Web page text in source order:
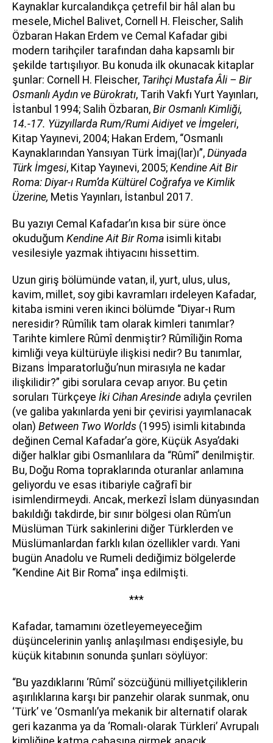
Kaynaklar kurcalandıkça çetrefil bir hâl alan bu
mesele, Michel Balivet, Cornell H. Fleischer, Salih
Özbaran Hakan Erdem ve Cemal Kafadar gibi
modern tarihçiler tarafından daha kapsamlı bir
şekilde tartışılıyor. Bu konuda ilk okunacak kitaplar
şunlar: Cornell H. Fleischer, Tarihçi Mustafa Âli – Bir
Osmanlı Aydın ve Bürokratı, Tarih Vakfı Yurt Yayınları,
İstanbul 1994; Salih Özbaran, Bir Osmanlı Kimliği,
14.-17. Yüzyıllarda Rum/Rumi Aidiyet ve İmgeleri,
Kitap Yayınevi, 2004; Hakan Erdem, “Osmanlı
Kaynaklarından Yansıyan Türk İmaj(lar)ı”, Dünyada
Türk İmgesi, Kitap Yayınevi, 2005; Kendine Ait Bir
Roma: Diyar-ı Rum’da Kültürel Coğrafya ve Kimlik
Üzerine, Metis Yayınları, İstanbul 2017.
Bu yazıyı Cemal Kafadar’ın kısa bir süre önce
okuduğum Kendine Ait Bir Roma isimli kitabı
vesilesiyle yazmak ihtiyacını hissettim.
Uzun giriş bölümünde vatan, il, yurt, ulus, ulus,
kavim, millet, soy gibi kavramları irdeleyen Kafadar,
kitaba ismini veren ikinci bölümde “Diyar-ı Rum
neresidir? Rûmîlik tam olarak kimleri tanımlar?
Tarihte kimlere Rûmî denmiştir? Rûmîliğin Roma
kimliği veya kültürüyle ilişkisi nedir? Bu tanımlar,
Bizans İmparatorluğu’nun mirasıyla ne kadar
ilişkilidir?” gibi sorulara cevap arıyor. Bu çetin
soruları Türkçeye İki Cihan Aresinde adıyla çevrilen
(ve galiba yakınlarda yeni bir çevirisi yayımlanacak
olan) Between Two Worlds (1995) isimli kitabında
değinen Cemal Kafadar’a göre, Küçük Asya’daki
diğer halklar gibi Osmanlılara da “Rûmî” denilmiştir.
Bu, Doğu Roma topraklarında oturanlar anlamına
geliyordu ve esas itibariyle cağrafî bir
isimlendirmeydi. Ancak, merkezî İslam dünyasından
bakıldığı takdirde, bir sınır bölgesi olan Rûm’un
Müslüman Türk sakinlerini diğer Türklerden ve
Müslümanlardan farklı kılan özellikler vardı. Yani
bugün Anadolu ve Rumeli dediğimiz bölgelerde
“Kendine Ait Bir Roma” inşa edilmişti.
***
Kafadar, tamamını özetleyemeyeceğim
düşüncelerinin yanlış anlaşılması endişesiyle, bu
küçük kitabının sonunda şunları söylüyor:
“Bu yazdıklarını ‘Rûmî’ sözcüğünü milliyetçiliklerin
aşırılıklarına karşı bir panzehir olarak sunmak, onu
‘Türk’ ve ‘Osmanlı’ya mekanik bir alternatif olarak
geri kazanma ya da ‘Romalı-olarak Türkleri’ Avrupalı